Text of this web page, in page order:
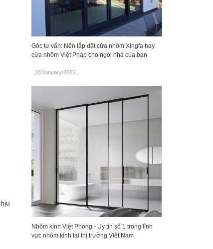
Góc tư vấn: Nên lắp đặt cửa nhôm Xingfa hay
cửa nhôm Việt Pháp cho ngôi nhà của bạn
10/January/2025.
Nhôm kính Việt Phong - Uy tín số 1 trong lĩnh
vực nhôm kính tại thị trường Việt Nam